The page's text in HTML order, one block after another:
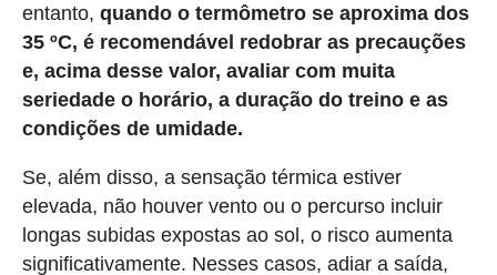
entanto, quando o termômetro se aproxima dos
35 ºC, é recomendável redobrar as precauções
e, acima desse valor, avaliar com muita
seriedade o horário, a duração do treino e as
condições de umidade.
Se, além disso, a sensação térmica estiver
elevada, não houver vento ou o percurso incluir
longas subidas expostas ao sol, o risco aumenta
significativamente. Nesses casos, adiar a saída,